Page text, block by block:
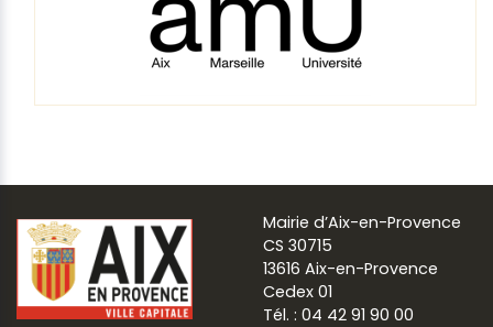
Mairie d’Aix-en-Provence
CS 30715
13616 Aix-en-Provence
Cedex 01
Tél. : 04 42 91 90 00